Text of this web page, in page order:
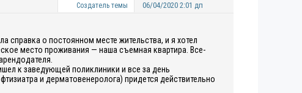
Создатель темы 06/04/2020 2:01 дп
о постоянном месте жительства, и я хотел
место проживания — наша съемная квартира. Все-
к заведующей поликлиники и все за день
и дерматовенеролога) придется действительно